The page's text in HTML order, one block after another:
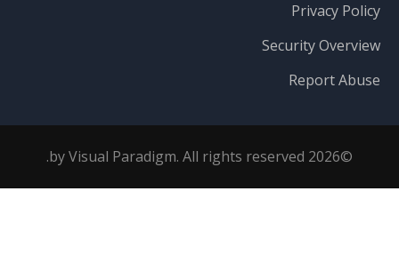
Privacy Policy
Security Overview
Report Abuse
©2026 by Visual Paradigm. All rights reserved.